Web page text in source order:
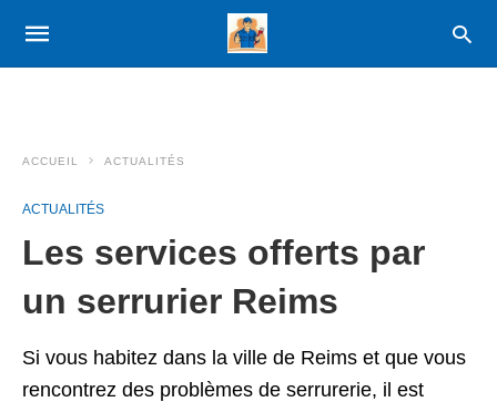
ACCUEIL ACTUALITÉS
ACTUALITÉS
Les services offerts par
un serrurier Reims
Si vous habitez dans la ville de Reims et que vous
rencontrez des problèmes de serrurerie, il est